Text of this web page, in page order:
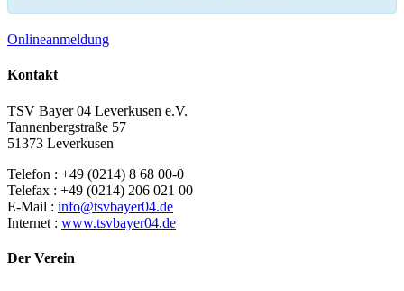
Onlineanmeldung
Kontakt
TSV Bayer 04 Leverkusen e.V.
Tannenbergstraße 57
51373 Leverkusen
Telefon : +49 (0214) 8 68 00-0
Telefax : +49 (0214) 206 021 00
E-Mail : info@tsvbayer04.de
Internet : www.tsvbayer04.de
Der Verein